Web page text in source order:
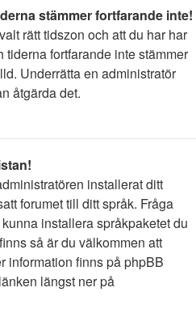
stämmer fortfarande inte!
rätt tidszon och att du har har
fortfarande inte stämmer
Underrätta en administratör
åtgärda det.
installerat ditt
forumet till ditt språk. Fråga
installera språkpaketet du
så är du välkommen att
information finns på phpBB
längst ner på